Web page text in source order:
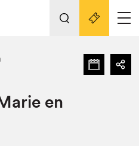
Salon
Nos activités
en